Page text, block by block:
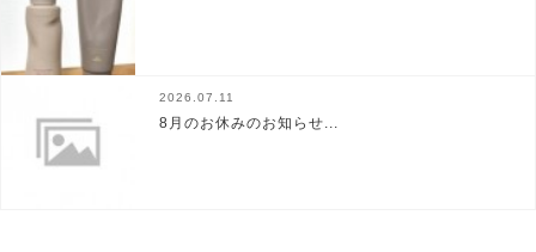
2026.07.11
8月のお休みのお知らせ...